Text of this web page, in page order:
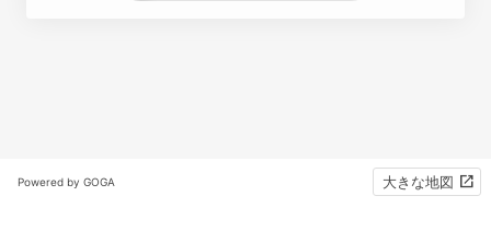
Powered by GOGA 大きな地図